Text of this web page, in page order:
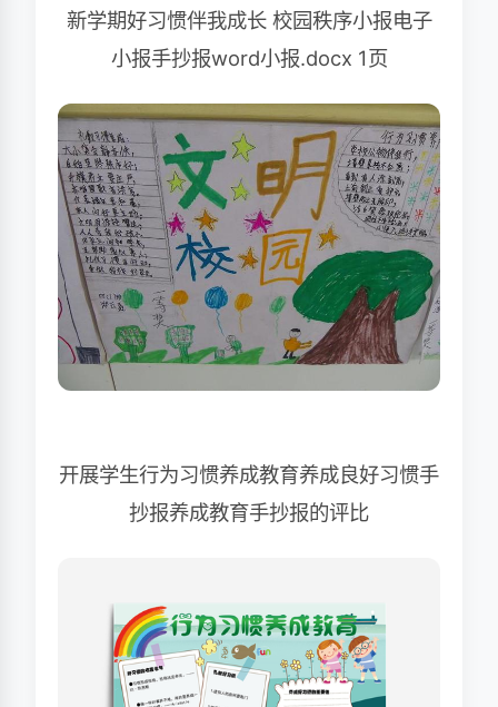
新学期好习惯伴我成长 校园秩序小报电子
小报手抄报word小报.docx 1页
开展学生行为习惯养成教育养成良好习惯手
抄报养成教育手抄报的评比